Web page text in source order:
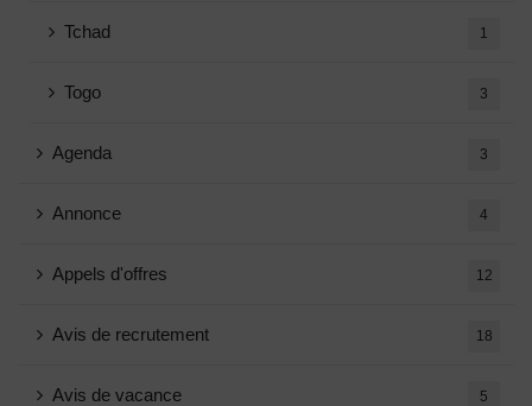
Tchad 1
Togo 3
Agenda 3
Annonce 4
Appels d'offres 12
Avis de recrutement 18
Avis de vacance 5